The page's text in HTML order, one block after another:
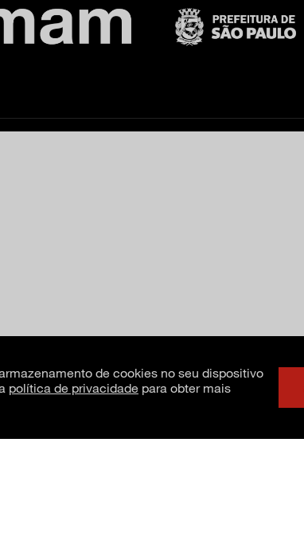
de cookies no seu dispositivo
política de privacidade para obter mais